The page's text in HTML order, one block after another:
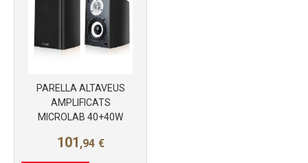
PARELLA ALTAVEUS
AMPLIFICATS
MICROLAB 40+40W
101 ,94 €